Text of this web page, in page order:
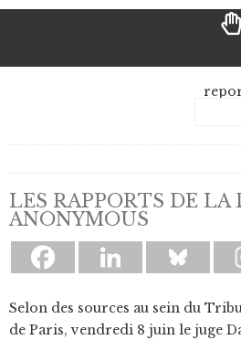
LES RAPPORTS DE LA
ANONYMOUS
Selon des sources au sein du
de Paris, vendredi 8 juin le juge